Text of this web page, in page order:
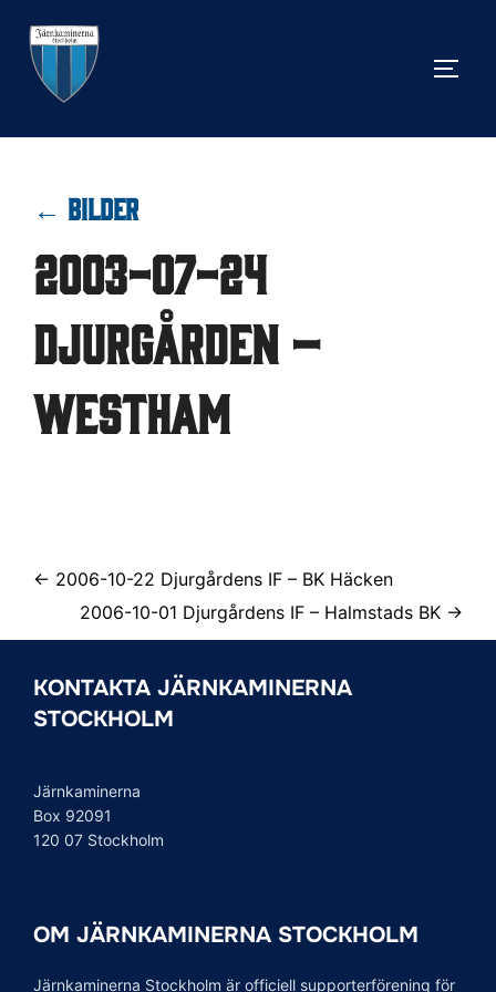
innehåll
← BILDER
2003-07-24
Djurgården –
Westham
← 2006-10-22 Djurgårdens IF – BK Häcken
2006-10-01 Djurgårdens IF – Halmstads BK →
KONTAKTA JÄRNKAMINERNA
STOCKHOLM
Järnkaminerna
Box 92091
120 07 Stockholm
OM JÄRNKAMINERNA STOCKHOLM
Järnkaminerna Stockholm är officiell supporterförening för